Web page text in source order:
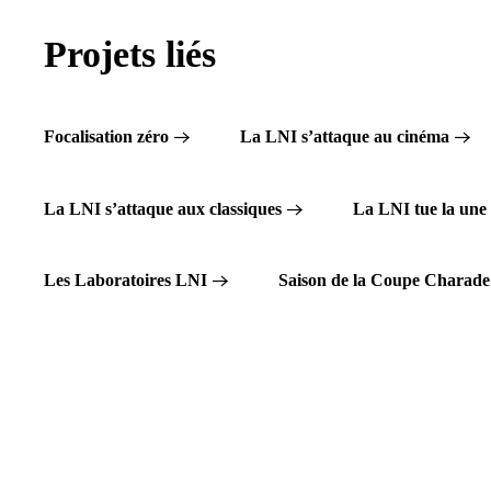
Projets liés
Focalisation zéro La LNI s’attaque au cinéma
La LNI s’attaque aux classiques La LNI tue la une
Les Laboratoires LNI Saison de la Coupe Charade